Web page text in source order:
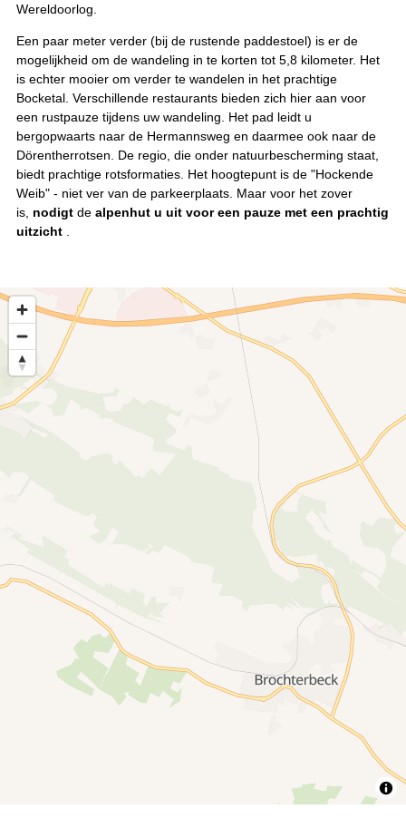
Wereldoorlog.
Een paar meter verder (bij de rustende paddestoel) is er de
mogelijkheid om de wandeling in te korten tot 5,8 kilometer. Het
is echter mooier om verder te wandelen in het prachtige
Bocketal. Verschillende restaurants bieden zich hier aan voor
een rustpauze tijdens uw wandeling. Het pad leidt u
bergopwaarts naar de Hermannsweg en daarmee ook naar de
Dörentherrotsen. De regio, die onder natuurbescherming staat,
biedt prachtige rotsformaties. Het hoogtepunt is de "Hockende
Weib" - niet ver van de parkeerplaats. Maar voor het zover
is, nodigt de alpenhut u uit voor een pauze met een prachtig
uitzicht